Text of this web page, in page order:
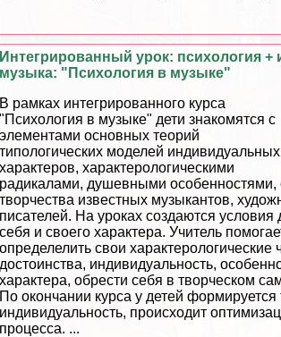
Интегрированный урок: психология +
музыка: "Психология в музыке"
В рамках интегрированного курса
"Психология в музыке" дети знакомятся с
элементами основных теорий
типологических моделей индивидуальных
хаpaктеров, хаpaктерологическими
радикалами, душевными особенностями,
творчества известных музыкантов,
писателей. На уроках создаются условия
себя и своего хаpaктера. Учитель
определелить свои хаpaктерологические
достоинства, индивидуальность,
хаpaктера, обрести себя в творческом
По окончании курса у детей формируется
индивидуальность, происходит
процесса. ...